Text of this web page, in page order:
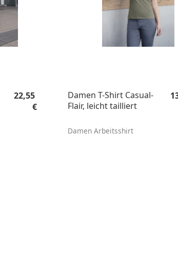
Regulärer Preis:
22,55
€
Damen T-Shirt Casual-
Flair, leicht tailliert
Damen Arbeitsshirt